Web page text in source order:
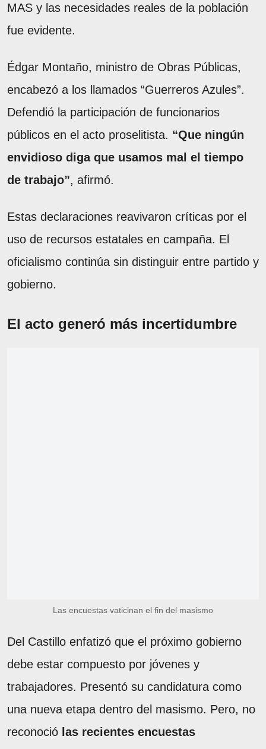
MAS y las necesidades reales de la población
fue evidente.
Édgar Montaño, ministro de Obras Públicas,
encabezó a los llamados “Guerreros Azules”.
Defendió la participación de funcionarios
públicos en el acto proselitista. “Que ningún
envidioso diga que usamos mal el tiempo
de trabajo”, afirmó.
Estas declaraciones reavivaron críticas por el
uso de recursos estatales en campaña. El
oficialismo continúa sin distinguir entre partido y
gobierno.
El acto generó más incertidumbre
Las encuestas vaticinan el fin del masismo
Del Castillo enfatizó que el próximo gobierno
debe estar compuesto por jóvenes y
trabajadores. Presentó su candidatura como
una nueva etapa dentro del masismo. Pero, no
reconoció las recientes encuestas